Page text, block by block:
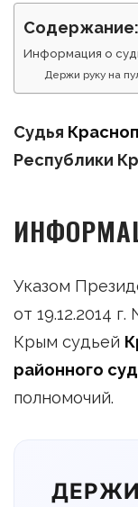
Содержание:
Информация о
Держи руку на
Судья
Республики
Указом
от 19.12.2014
Крым судьей
районного
полномочий.